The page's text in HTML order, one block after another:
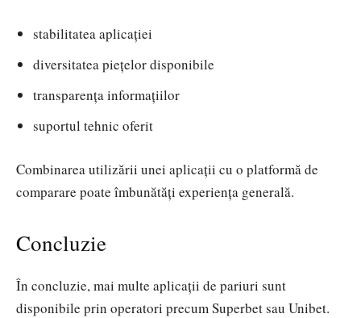
stabilitatea aplicației
diversitatea piețelor disponibile
transparența informațiilor
suportul tehnic oferit
Combinarea utilizării unei aplicații cu o platformă de
comparare poate îmbunătăți experiența generală.
Concluzie
În concluzie, mai multe aplicații de pariuri sunt
disponibile prin operatori precum Superbet sau Unibet.